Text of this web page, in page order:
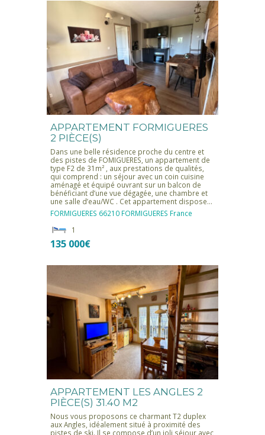
APPARTEMENT FORMIGUERES
2 PIÈCE(S)
Dans une belle résidence proche du centre et
des pistes de FOMIGUERES, un appartement de
type F2 de 31m² , aux prestations de qualités,
qui comprend : un séjour avec un coin cuisine
aménagé et équipé ouvrant sur un balcon de
bénéficiant d’une vue dégagée, une chambre et
une salle d’eau/WC . Cet appartement dispose…
FORMIGUERES 66210 FORMIGUERES France
1
135 000€
APPARTEMENT LES ANGLES 2
PIÈCE(S) 31.40 M2
Nous vous proposons ce charmant T2 duplex
aux Angles, idéalement situé à proximité des
pistes de ski. Il se compose d’un joli séjour avec